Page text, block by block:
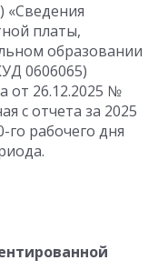
платы,
образовании
0606065)
от 26.12.2025 №
с отчета за 2025
го рабочего дня